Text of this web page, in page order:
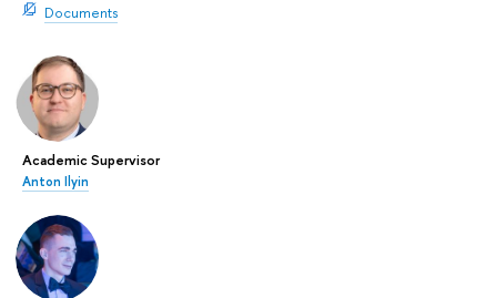
Documents
Academic Supervisor
Anton Ilyin